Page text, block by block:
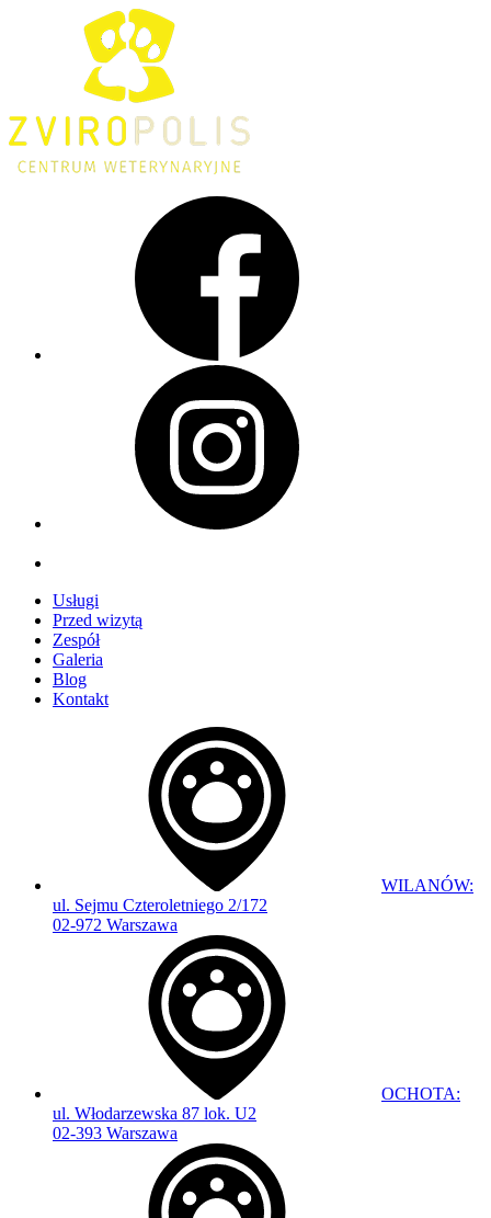
Usługi
Przed wizytą
Zespół
Galeria
Blog
Kontakt
WILANÓW:
ul. Sejmu Czteroletniego 2/172
02-972 Warszawa
OCHOTA:
ul. Włodarzewska 87 lok. U2
02-393 Warszawa